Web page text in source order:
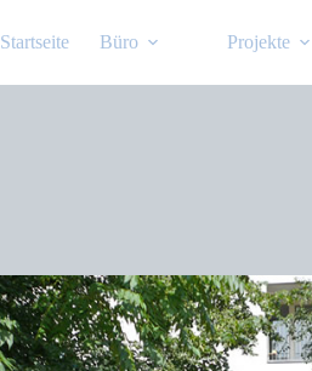
Startseite Büro Projekte